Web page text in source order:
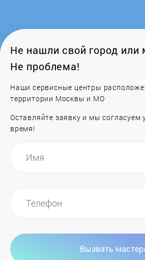
Не нашли свой город или
Не проблема!
Наши сервисные центры
территории Москвы и МО
Оставляйте заявку и мы согласуем
время!
Вызвать